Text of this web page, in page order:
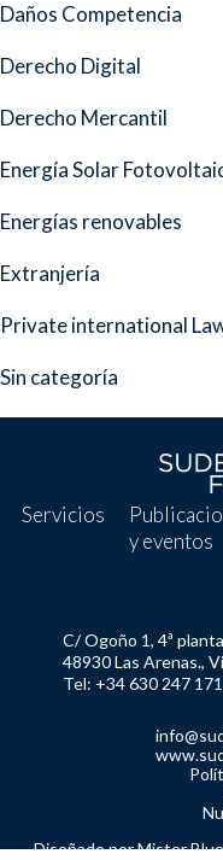
Daños Competencia
Derecho Digital
Derecho Mercantil
Energía Solar
Energías renovables
Extranjería
Private international
Sin categoría
Servicios
y eventos
C/ Ogoño 1, 4ª
48930 Las Arenas.,
Tel: +34 630 247
Diseñado por Mister